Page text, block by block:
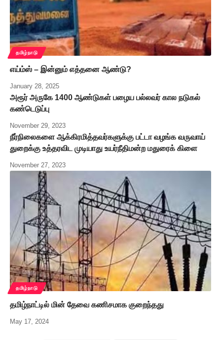
தமிழ்நாடு
எய்ம்ஸ் – இன்னும் எத்தனை ஆண்டு?
January 28, 2025
அரூர் அருகே 1400 ஆண்டுகள் பழைய பல்லவர் கால நடுகல்
கண்டெடுப்பு
November 29, 2023
நீர்நிலைகளை ஆக்கிரமித்தவர்களுக்கு பட்டா வழங்க வருவாய்
துறைக்கு உத்தரவிட முடியாது உயர்நீதிமன்ற மதுரைக் கிளை
November 27, 2023
தமிழ்நாடு
தமிழ்நாட்டில் மின் தேவை கணிசமாக குறைந்தது
May 17, 2024